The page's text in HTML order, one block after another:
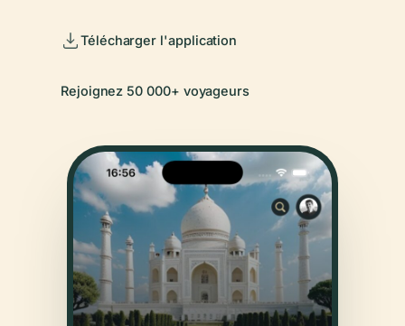
Télécharger l'application
Rejoignez 50 000+ voyageurs